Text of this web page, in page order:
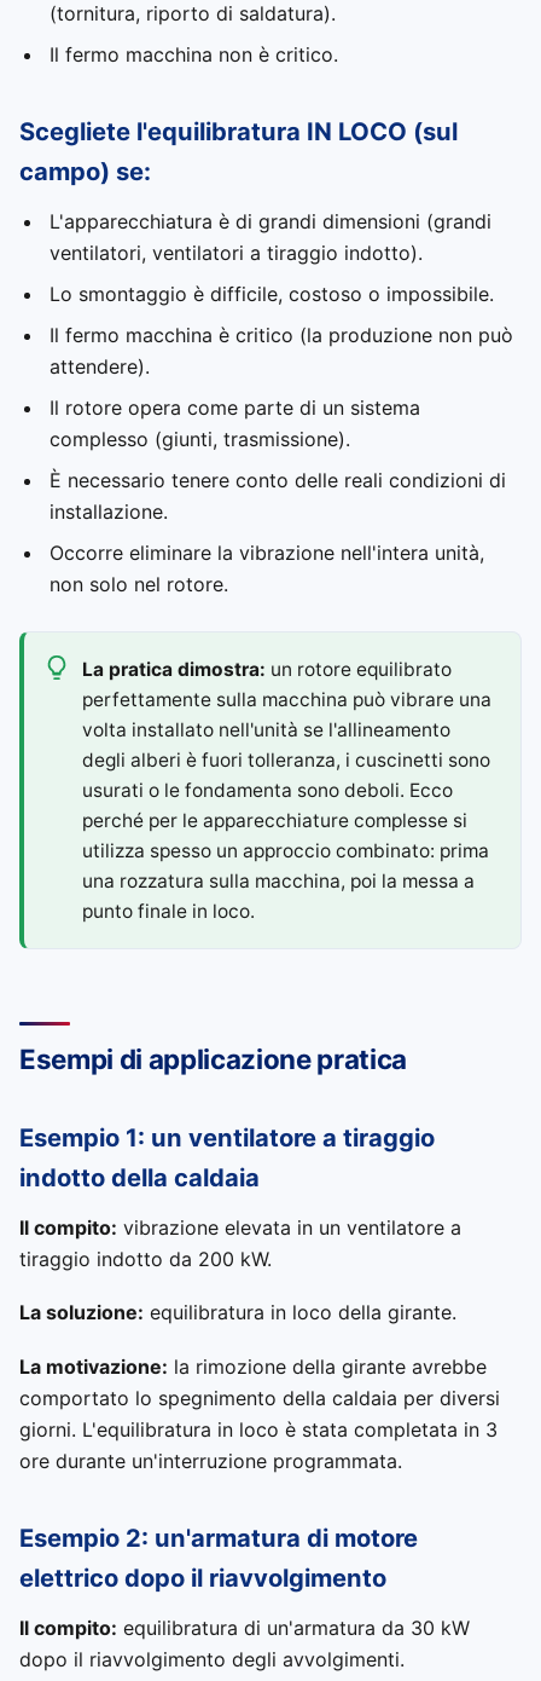
(tornitura, riporto di saldatura).
Il fermo macchina non è critico.
Scegliete l'equilibratura IN LOCO (sul
campo) se:
L'apparecchiatura è di grandi dimensioni (grandi
ventilatori, ventilatori a tiraggio indotto).
Lo smontaggio è difficile, costoso o impossibile.
Il fermo macchina è critico (la produzione non può
attendere).
Il rotore opera come parte di un sistema
complesso (giunti, trasmissione).
È necessario tenere conto delle reali condizioni di
installazione.
Occorre eliminare la vibrazione nell'intera unità,
non solo nel rotore.
La pratica dimostra: un rotore equilibrato
perfettamente sulla macchina può vibrare una
volta installato nell'unità se l'allineamento
degli alberi è fuori tolleranza, i cuscinetti sono
usurati o le fondamenta sono deboli. Ecco
perché per le apparecchiature complesse si
utilizza spesso un approccio combinato: prima
una rozzatura sulla macchina, poi la messa a
punto finale in loco.
Esempi di applicazione pratica
Esempio 1: un ventilatore a tiraggio
indotto della caldaia
Il compito: vibrazione elevata in un ventilatore a
tiraggio indotto da 200 kW.
La soluzione: equilibratura in loco della girante.
La motivazione: la rimozione della girante avrebbe
comportato lo spegnimento della caldaia per diversi
giorni. L'equilibratura in loco è stata completata in 3
ore durante un'interruzione programmata.
Esempio 2: un'armatura di motore
elettrico dopo il riavvolgimento
Il compito: equilibratura di un'armatura da 30 kW
dopo il riavvolgimento degli avvolgimenti.